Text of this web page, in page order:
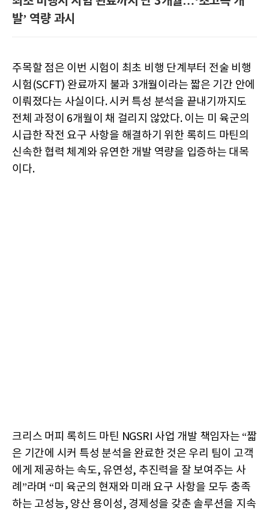
발’ 역량 과시
주목할 점은 이번 시험이 최초 비행 단계부터 전술 비행
시험(SCFT) 완료까지 불과 3개월이라는 짧은 기간 안에
이뤄졌다는 사실이다. 시커 특성 분석을 끝내기까지도
전체 과정이 6개월이 채 걸리지 않았다. 이는 미 육군의
시급한 작전 요구 사항을 해결하기 위한 록히드 마틴의
신속한 협력 체계와 유연한 개발 역량을 입증하는 대목
이다.
크리스 머피 록히드 마틴 NGSRI 사업 개발 책임자는 “짧
은 기간에 시커 특성 분석을 완료한 것은 우리 팀이 고객
에게 제공하는 속도, 유연성, 추진력을 잘 보여주는 사
례”라며 “미 육군의 현재와 미래 요구 사항을 모두 충족
하는 고성능, 양산 용이성, 경제성을 갖춘 솔루션을 지속